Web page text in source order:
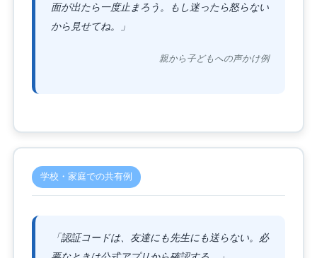
面が出たら一度止まろう。もし迷ったら怒らない
から見せてね。」
親から子どもへの声かけ例
学校・家庭での共有例
「認証コードは、友達にも先生にも送らない。必